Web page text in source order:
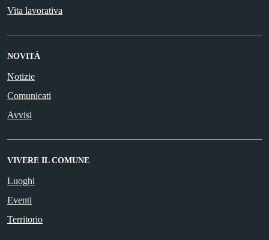
Vita lavorativa
NOVITÀ
Notizie
Comunicati
Avvisi
VIVERE IL COMUNE
Luoghi
Eventi
Territorio